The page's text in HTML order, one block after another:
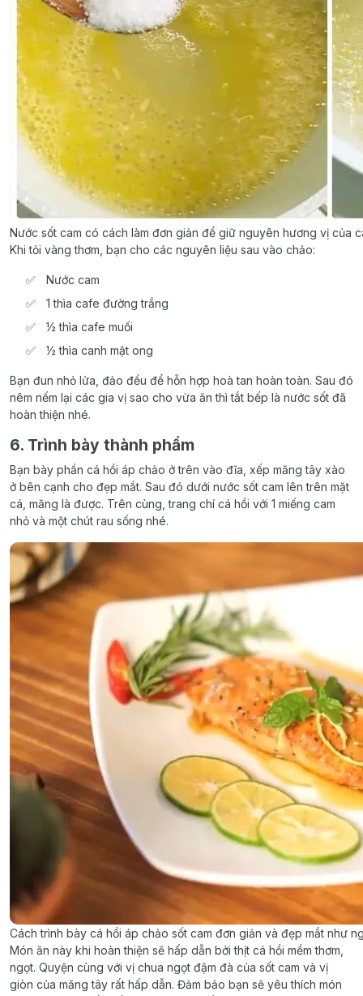
Nước sốt cam có cách làm đơn giản để giữ nguyên hương vị của
Khi tỏi vàng thơm, bạn cho các nguyên liệu sau vào chảo:
Nước cam
1 thìa cafe đường trắng
½ thìa cafe muối
½ thìa canh mật ong
Bạn đun nhỏ lửa, đảo đều để hỗn hợp hoà tan hoàn toàn. Sau đó
nêm nếm lại các gia vị sao cho vừa ăn thì tắt bếp là nước sốt đã
hoàn thiện nhé.
6. Trình bày thành phẩm
Bạn bày phần cá hồi áp chảo ở trên vào đĩa, xếp măng tây xào
ở bên cạnh cho đẹp mắt. Sau đó dưới nước sốt cam lên trên mặt
cá, măng là được. Trên cùng, trang chí cá hồi với 1 miếng cam
nhỏ và một chút rau sống nhé.
Cách trình bày cá hồi áp chảo sốt cam đơn giản và đẹp mắt như
Món ăn này khi hoàn thiện sẽ hấp dẫn bởi thịt cá hồi mềm thơm,
ngọt. Quyện cùng với vị chua ngọt đậm đà của sốt cam và vị
giòn của măng tây rất hấp dẫn. Đảm bảo bạn sẽ yêu thích món